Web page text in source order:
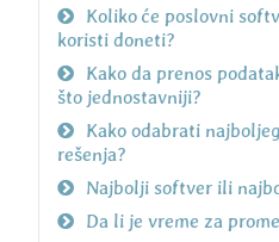
Koliko će poslovni
koristi doneti?
Kako da prenos
što jednostavniji?
Kako odabrati
rešenja?
Najbolji softver ili
Da li je vreme za